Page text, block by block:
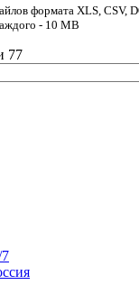
формата XLS, CSV,
- 10 MB
77